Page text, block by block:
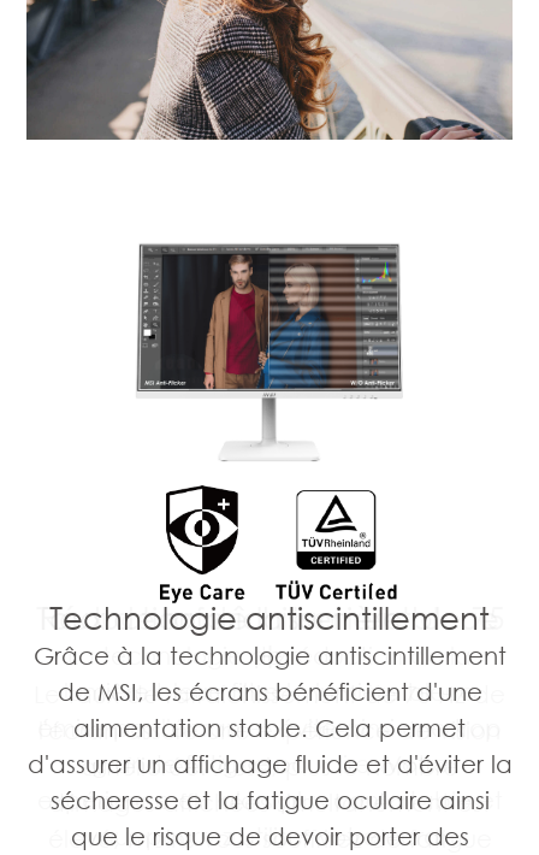
Technologie antiscintillement
Grâce à la technologie antiscintillement
de MSI, les écrans bénéficient d'une
alimentation stable. Cela permet
d'assurer un affichage fluide et d'éviter la
sécheresse et la fatigue oculaire ainsi
que le risque de devoir porter des
Réduction de la lumière bleue
La technologie de réduction de la
lumière bleue filtre la lumière bleue
émise par l'écran et évite ainsi une trop
grande fatigue oculaire. Votre
expérience est alors plus confortable et
vous pourrez utiliser votre écran
Taux de rafraîchissement de 75
Hz
Le taux de rafraîchissement de 75 Hz de
l'écran assure une expérience de vision
améliorée. Aussi, plus le nombre
d'images affichées simultanément est
élevé, moins vous souffrirez de fatigue